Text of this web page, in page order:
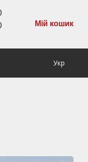
Мій кошик
Укр